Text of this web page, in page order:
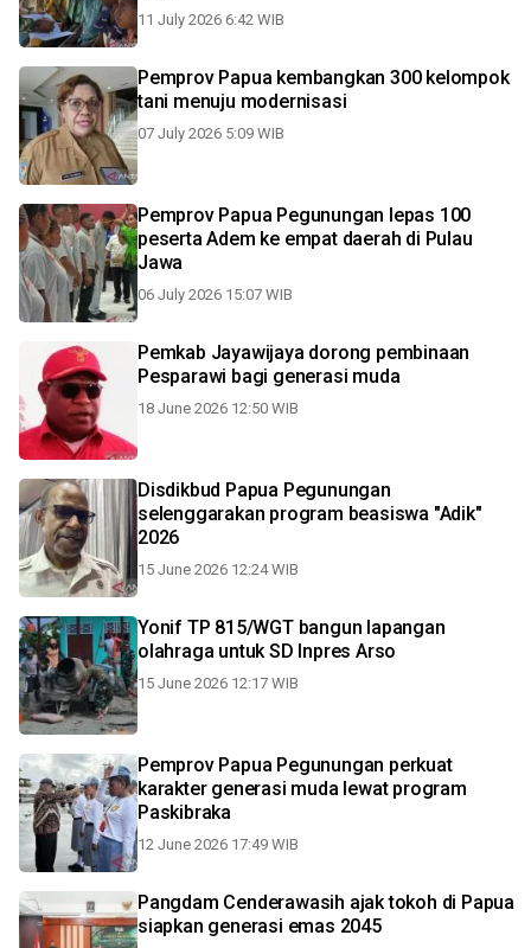
11 July 2026 6:42 WIB
Pemprov Papua kembangkan 300 kelompok
tani menuju modernisasi
07 July 2026 5:09 WIB
Pemprov Papua Pegunungan lepas 100
peserta Adem ke empat daerah di Pulau
Jawa
06 July 2026 15:07 WIB
Pemkab Jayawijaya dorong pembinaan
Pesparawi bagi generasi muda
18 June 2026 12:50 WIB
Disdikbud Papua Pegunungan
selenggarakan program beasiswa "Adik"
2026
15 June 2026 12:24 WIB
Yonif TP 815/WGT bangun lapangan
olahraga untuk SD Inpres Arso
15 June 2026 12:17 WIB
Pemprov Papua Pegunungan perkuat
karakter generasi muda lewat program
Paskibraka
12 June 2026 17:49 WIB
Pangdam Cenderawasih ajak tokoh di Papua
siapkan generasi emas 2045